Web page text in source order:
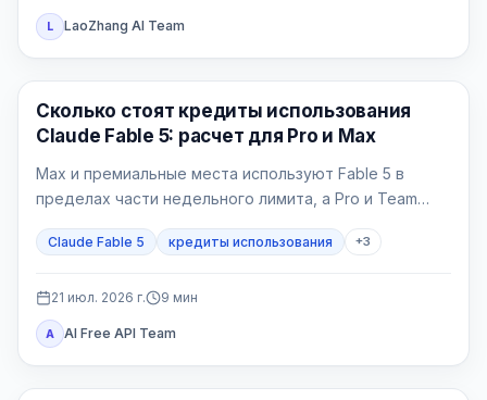
L LaoZhang AI Team
Claude AI
Сколько стоят кредиты использования
Claude Fable 5: расчет для Pro и Max
Max и премиальные места используют Fable 5 в
пределах части недельного лимита, а Pro и Team
Claude Fable 5 кредиты использования +3
21 июл. 2026 г. 9 мин
A AI Free API Team